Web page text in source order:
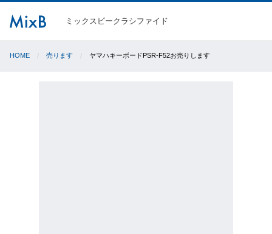
ミックスビークラシファイド
HOME 売ります ヤマハキーボードPSR-F52お売りします